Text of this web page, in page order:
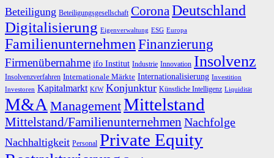
Beteiligung Beteiligungsgesellschaft CoronaDeutschland
Digitalisierung Eigenverwaltung ESG Europa
FamilienunternehmenFinanzierung
Firmenübernahme ifo Institut Industrie Innovation Insolvenz
Insolvenzverfahren Internationale Märkte Internationalisierung Investition
Investoren Kapitalmarkt KfW Konjunktur Künstliche Intelligenz Liquidität
M&A ManagementMittelstand
Mittelstand/Familienunternehmen Nachfolge
Nachhaltigkeit Personal Private Equity